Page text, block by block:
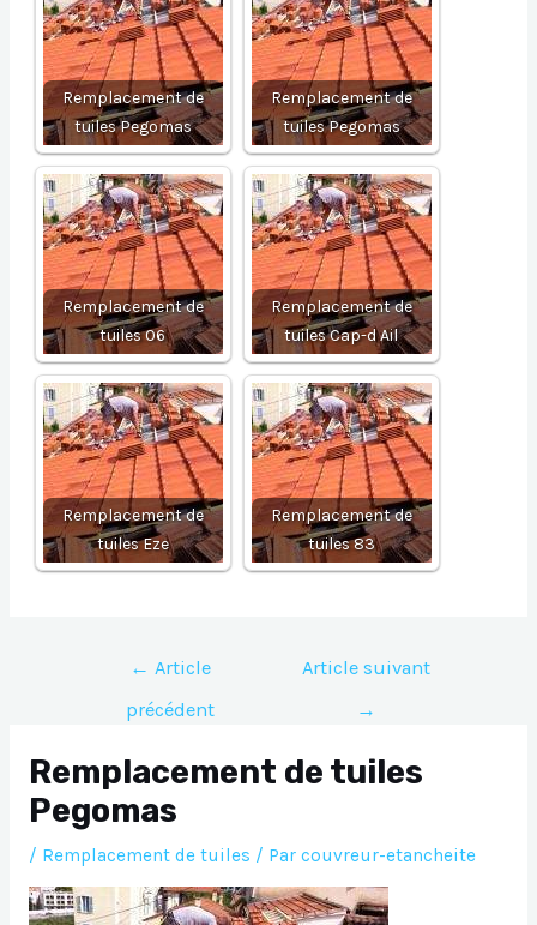
Remplacement de
tuiles Pegomas
Remplacement de
tuiles Pegomas
Remplacement de
tuiles 06
Remplacement de
tuiles Cap-d Ail
Remplacement de
tuiles Eze
Remplacement de
tuiles 83
Navigation
l’article
← Article
précédent
Article suivant
→
Remplacement de tuiles
Pegomas
/ Remplacement de tuiles / Par couvreur-etancheite